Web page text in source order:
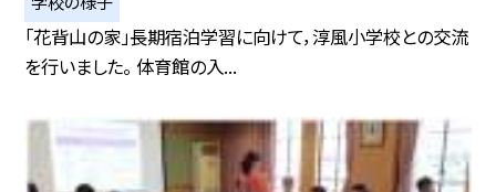
「花背山の家」長期宿泊学習に向けて，淳風小学校との交流
を行いました。 体育館の入...